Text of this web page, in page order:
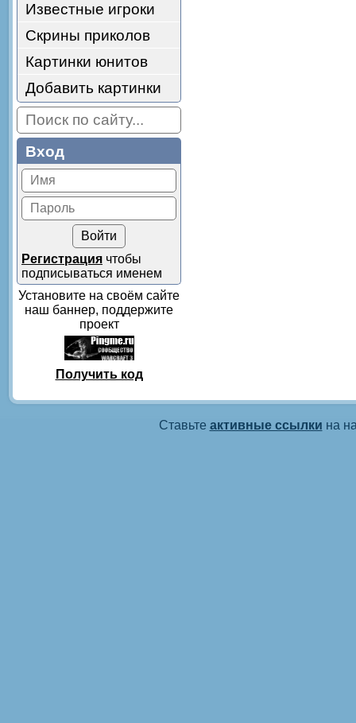
Известные игроки
Скрины приколов
Картинки юнитов
Добавить картинки
Вход
Регистрация чтобы
подписываться именем
Установите на своём сайте
наш баннер, поддержите
проект
Получить код
Ставьте активные ссылки на